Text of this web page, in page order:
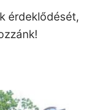
érdeklődését,